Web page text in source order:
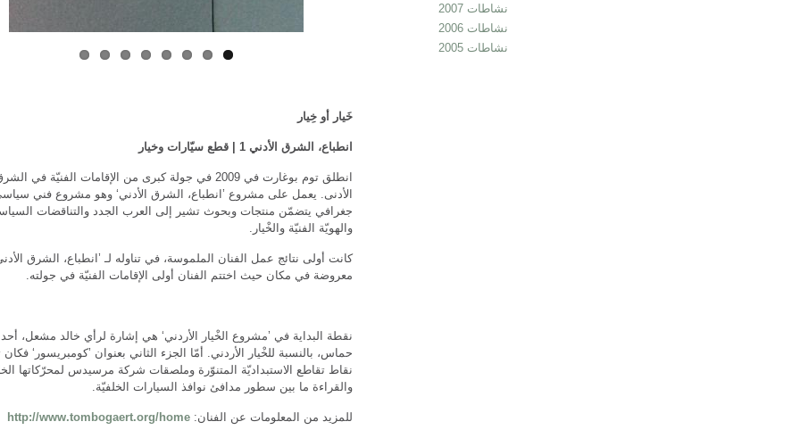
نشاطات 2007
نشاطات 2006
نشاطات 2005
خَيار أو خِيار
انطباع، الشرق الأدني 1 | قطع سيّارات وخيار
انطلق توم بوغارت في 2009 في جولة كبرى من الإقامات الفنيّة في
الأدنى. يعمل على مشروع ’انطباع، الشرق الأدني‘ وهو مشروع فني
جغرافي يتضمّن منتجات وبحوث تشير إلى العرب الجدد والتناقضات
والهويّة الفنيّة والخْيار.
كانت أولى نتائج عمل الفنان الملموسة، في تناوله لـ ’انطباع، الشرق
معروضة في مكان حيث اختتم الفنان أولى الإقامات الفنيّة في جولته.
نقطة البداية في ’مشروع الخْيار الأردني‘ هي إشارة لرأي خالد مشعل، أحد
حماس، بالنسبة للخْيار الأردني. أمّا الجزء الثاني بعنوان ’كومبريسور‘
نقاط تقاطع الاستبداديّة المتنوّرة وملصقات شركة مرسيدس لمحرّكاتها
والقراءة ما بين سطور مدافئ نوافذ السيارات الخلفيّة.
للمزيد من المعلومات عن الفنان: http://www.tombogaert.org/home